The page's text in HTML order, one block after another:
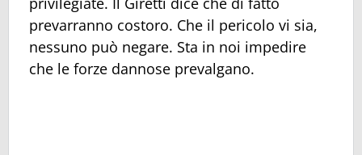
prevarranno costoro. Che il pericolo vi sia,
nessuno può negare. Sta in noi impedire
che le forze dannose prevalgano.